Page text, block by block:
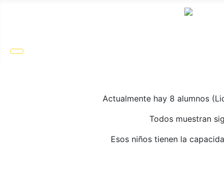
Actualmente hay 8 alumnos
Todos muestran
Esos niños tienen la